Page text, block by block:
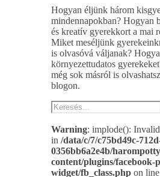
Hogyan éljünk három
mindennapokban? Hogyan
és kreatív gyerekkort a mai
Miket meséljünk
is olvasóvá váljanak?
környezettudatos
még sok másról is
blogon.
Warning: implode(): Invalid
in /data/c/7/c75bd49c-
0356bb6a2e4b/
content/plugins/facebook-
widget/fb_class.php on line